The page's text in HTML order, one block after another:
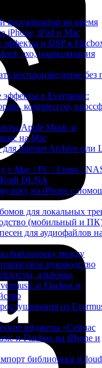
во время
iPhone, iPad и Mac
эффекты и DSP в
эхо, нормализация
воспроизведение без
эффекты в Evermusic:
компрессор,
Apple Music и
на Mac
для Internet Archive или
с Mac / PC / Linux /
Kodi DLNA
на iPhone с
для локальных
(мобильный и
для аудиофайлов
библиотеку между
руководство
альбомы,
и Flacbox и
из
виджеты «Сейчас
и Flacbox на iPhone и
библиотеки